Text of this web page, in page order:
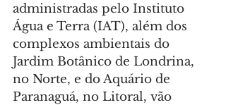
administradas pelo Instituto
Água e Terra (IAT), além dos
complexos ambientais do
Jardim Botânico de Londrina,
no Norte, e do Aquário de
Paranaguá, no Litoral, vão